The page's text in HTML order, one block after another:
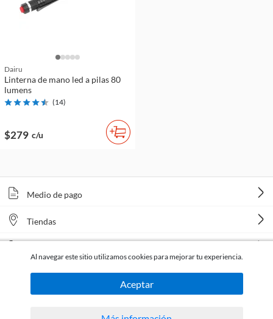
Dairu
Linterna de mano led a pilas 80
lumens
(14)
$279 c/u
Medio de pago
Tiendas
Al navegar este sitio utilizamos cookies para mejorar tu experiencia.
Aceptar